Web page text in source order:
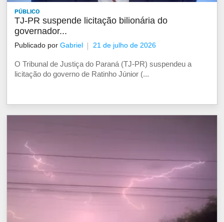
PÚBLICO
TJ-PR suspende licitação bilionária do
governador...
Publicado porGabriel 21 de julho de 2026
O Tribunal de Justiça do Paraná (TJ-PR) suspendeu a
licitação do governo de Ratinho Júnior (...